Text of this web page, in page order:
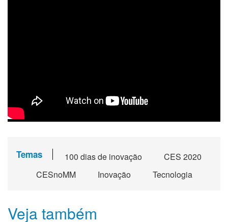
Temas 100 dias de inovação
CES 2020
CESnoMM
Inovação Tecnologia
Veja também